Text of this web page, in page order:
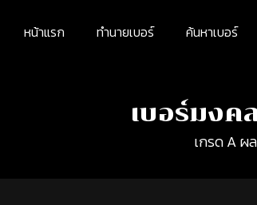
หน้าแรก ทำนายเบอร์ ค้นหาเบอร์
เบอร์มงค
เกรด A ผ